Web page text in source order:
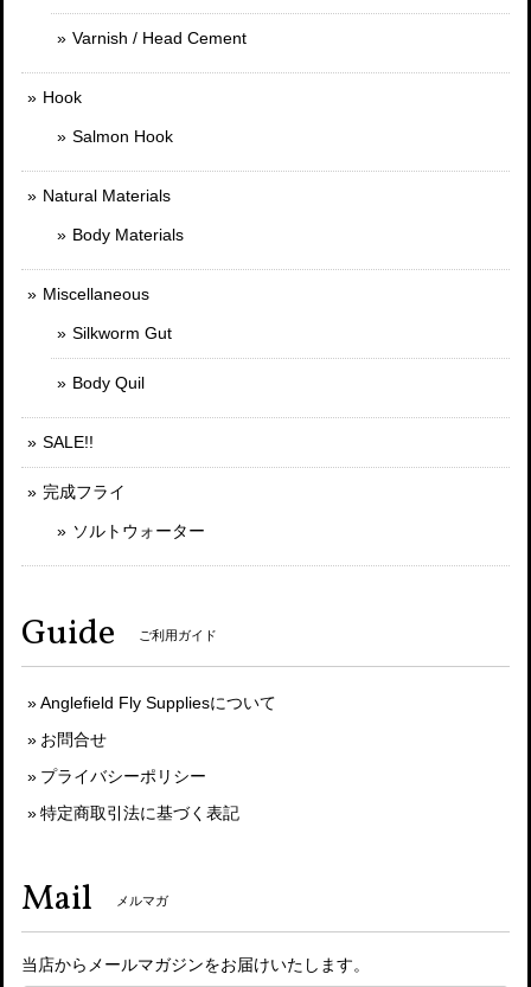
Varnish / Head Cement
Hook
Salmon Hook
Natural Materials
Body Materials
Miscellaneous
Silkworm Gut
Body Quil
SALE!!
完成フライ
ソルトウォーター
Guide ご利用ガイド
Anglefield Fly Suppliesについて
お問合せ
プライバシーポリシー
特定商取引法に基づく表記
Mail メルマガ
当店からメールマガジンをお届けいたします。